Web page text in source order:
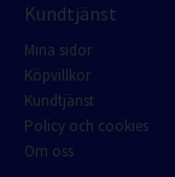
Kundtjänst
Mina sidor
Köpvillkor
Kundtjänst
Policy och cookies
Om oss